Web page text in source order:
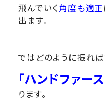
飛んでいく角度も適正
出ます。
ではどのように振れば
「ハンドファー
ります。